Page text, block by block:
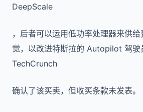
DeepScale
，后者可以运用低功率处理器来供
觉，以改进特斯拉的 Autopilot 驾驶
TechCrunch
确认了该买卖，但收买条款未发表。